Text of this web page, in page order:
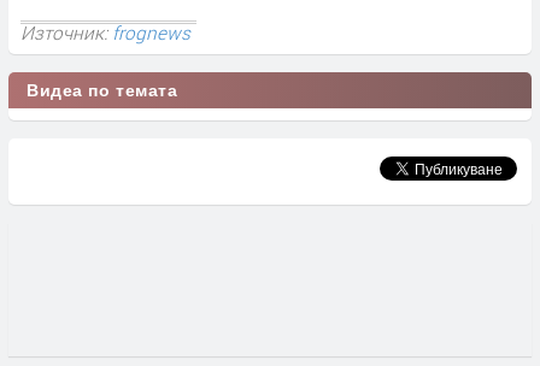
Източник:frognews
Видеа по темата